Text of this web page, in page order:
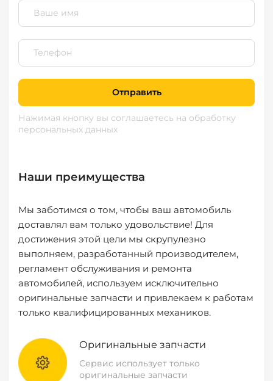
Отправить
Нажимая кнопку вы соглашаетесь на обработку
персональных данных
Наши преимущества
Мы заботимся о том, чтобы ваш автомобиль
доставлял вам только удовольствие! Для
достижения этой цели мы скрупулезно
выполняем, разработанный производителем,
регламент обслуживания и ремонта
автомобилей, используем исключительно
оригинальные запчасти и привлекаем к работам
только квалифицированных механиков.
Оригинальные запчасти
Сервис использует только
оригинальные запчасти